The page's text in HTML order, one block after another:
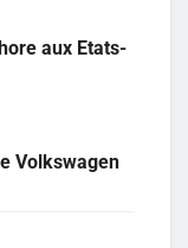
aux Etats-
Volkswagen